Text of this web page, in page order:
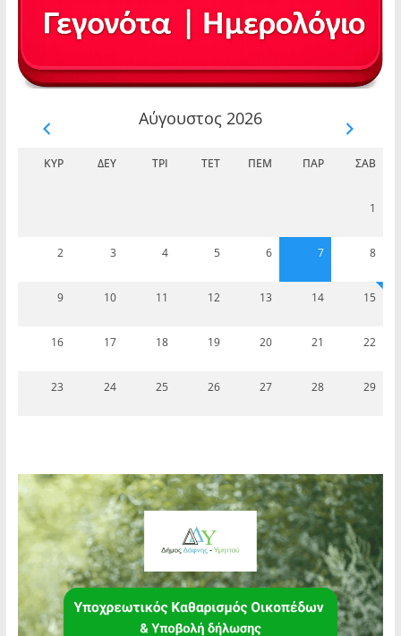
Αύγουστος 2026
ΚΥΡ ΔΕΥ ΤΡΊ ΤΕΤ ΠΈΜ ΠΑΡ ΣΆΒ
1
2 3 4 5 6 7 8
9 10 11 12 13 14 15
16 17 18 19 20 21 22
23 24 25 26 27 28 29